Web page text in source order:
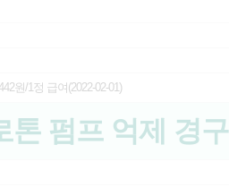
원/1정 급여(2022-02-01)
톤 펌프 억제 경